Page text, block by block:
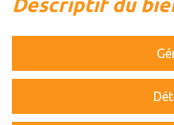
descriptif du